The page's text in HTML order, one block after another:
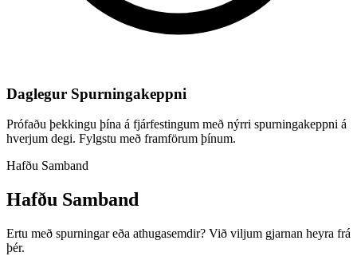
Daglegur Spurningakeppni
Prófaðu þekkingu þína á fjárfestingum með nýrri spurningakeppni á
hverjum degi. Fylgstu með framförum þínum.
Hafðu Samband
Hafðu Samband
Ertu með spurningar eða athugasemdir? Við viljum gjarnan heyra frá
þér.